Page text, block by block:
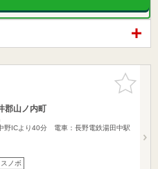
お気に入
りに追加
郡山ノ内町
野ICより40分 電車：長野電鉄湯田中駅
ノボ